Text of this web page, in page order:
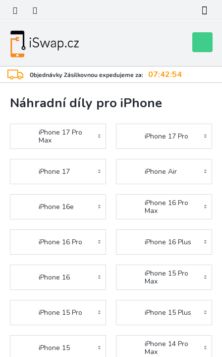
obsah
Objednávky Zásilkovnou expedujeme za: 07:42:53
košík
Náhradní díly pro iPhone
iPhone 17 Pro
Max
iPhone 17 Pro
iPhone 17 iPhone Air
iPhone 16e
iPhone 16 Pro
Max
iPhone 16 Pro iPhone 16 Plus
iPhone 16
iPhone 15 Pro
Max
iPhone 15 Pro iPhone 15 Plus
iPhone 15
iPhone 14 Pro
Max